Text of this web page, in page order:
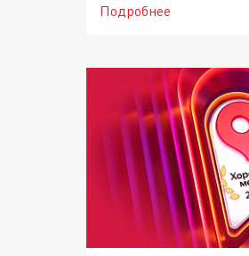
Подробнее